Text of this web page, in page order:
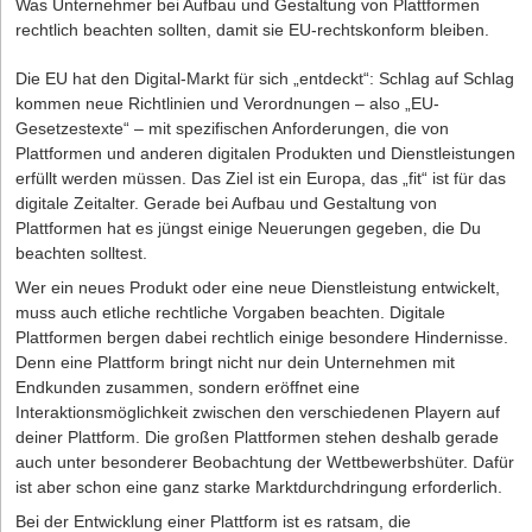
welcher Keywords die eigenen Produkte sichtbar sind, wie sie
(nicht) konvertieren. Diese Insights ermöglichen eine
datengetriebene Optimierung der Listungen und eine
konsequente Steuerung der Markenpräsenz.
Vorausschauende Bestandsplanung:Gerade für kleine
Unternehmen ist die Balance zwischen Warenverfügbarkeit und
Lagerkosten ein kritischer Faktor. KI hilft dabei,
Nachfrageprognosen zu erstellen, saisonale Schwankungen zu
erkennen und Nachschubzyklen präzise zu steuern. So lassen
sich Lieferengpässe und Überbestände vermeiden, was
wiederum die Performance und die Markenwahrnehmung stärkt.
Strategien für zuverlässigen Markenschutz
Die gute Nachricht: Es gibt wirksame Hebel, mit denen junge
Unternehmen die Kontrolle über ihre Marke zurückgewinnen –
oder gar nicht erst verlieren:
Selektiver Vertrieb als Fundament:Ein effektiver Ansatz ist
unterschiedlich viele Stunden im Monat arbeiten und sammelt
dabei Plus- oder Minusstunden auf dem Arbeitszeitkonto. Diese
Zeitraums ausgleichen. Aber auch hier sind wichtige Regelungen
zu beachten. Es wird daher immer empfohlen, das Thema mit
einem/einer Sozialversicherungsexpert*in zu besprechen.
„suchen wir einen Verkäufer …“, „suchen wir eine Steuerberaterin
…“, „dann sind Sie unser Mann …“, „dann sind Sie der ideale
O.k. Das war einfach. Die Formulierungen sind allesamt nicht
geschlechtsneutral! Und ja, das gilt auch für die Vollzeitstelle.
Diese Formulierung impliziert nämlich nach Ansicht der Gerichte
eine mittelbare Benachteiligung insbesondere von Frauen.
Daher beachten Sie immer: Eignet sich der Arbeitsplatz für Teilzeit,
sind Sie verpflichtet, ihn auch als Teilzeitarbeitsplatz
auszuschreiben (§ 7 I TzBfG).
Wie sieht es mit den nachstehenden Formulierungen aus? Würde
man die in Ihren Stellenanzeigen lesen?
„langjährige Berufserfahrung“, „jung und dynamisch“, „für unser
junges Team“, „Sie sind körperlich belastbar …“, „mobil“, „geistig
flexibel“, „Muttersprache Deutsch“
Richtig! Diese Formulierungen sind allesamt problematisch.
Worauf sollten Sie also achten?
Was Unternehmer bei Aufbau und Gestaltung von Plattformen
rechtlich beachten sollten, damit sie EU-rechtskonform bleiben.
Die EU hat den Digital-Markt für sich „entdeckt“: Schlag auf Schlag
kommen neue Richtlinien und Verordnungen – also „EU-
Gesetzestexte“ – mit spezifischen Anforderungen, die von
Plattformen und anderen digitalen Produkten und Dienstleistungen
erfüllt werden müssen. Das Ziel ist ein Europa, das „fit“ ist für das
digitale Zeitalter. Gerade bei Aufbau und Gestaltung von
Plattformen hat es jüngst einige Neuerungen gegeben, die Du
beachten solltest.
Wer ein neues Produkt oder eine neue Dienstleistung entwickelt,
muss auch etliche rechtliche Vorgaben beachten. Digitale
Plattformen bergen dabei rechtlich einige besondere Hindernisse.
Denn eine Plattform bringt nicht nur dein Unternehmen mit
Endkunden zusammen, sondern eröffnet eine
Interaktionsmöglichkeit zwischen den verschiedenen Playern auf
deiner Plattform. Die großen Plattformen stehen deshalb gerade
auch unter besonderer Beobachtung der Wettbewerbshüter. Dafür
ist aber schon eine ganz starke Marktdurchdringung erforderlich.
Bei der Entwicklung einer Plattform ist es ratsam, die